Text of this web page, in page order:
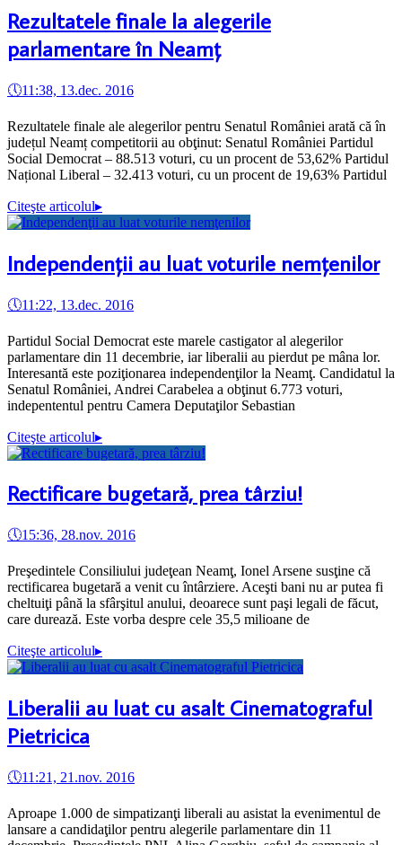
Rezultatele finale la alegerile
parlamentare în Neamţ
🕔11:38, 13.dec. 2016
Rezultatele finale ale alegerilor pentru Senatul României arată că în
județul Neamț competitorii au obţinut: Senatul României Partidul
Social Democrat – 88.513 voturi, cu un procent de 53,62% Partidul
Național Liberal – 32.413 voturi, cu un procent de 19,63% Partidul
Citeşte articolul▸
Independenţii au luat voturile nemţenilor
🕔11:22, 13.dec. 2016
Partidul Social Democrat este marele castigator al alegerilor
parlamentare din 11 decembrie, iar liberalii au pierdut pe mâna lor.
Interesantă este poziţionarea independenţilor la Neamţ. Candidatul la
Senatul României, Andrei Carabelea a obţinut 6.773 voturi,
indepententul pentru Camera Deputaţilor Sebastian
Citeşte articolul▸
Rectificare bugetară, prea târziu!
🕔15:36, 28.nov. 2016
Preşedintele Consiliului judeţean Neamţ, Ionel Arsene susţine că
rectificarea bugetară a venit cu întârziere. Aceşti bani nu ar putea fi
cheltuiţi până la sfârşitul anului, deoarece sunt paşi legali de făcut,
care durează. Este vorba despre cele 35,5 milioane de
Citeşte articolul▸
Liberalii au luat cu asalt Cinematograful
Pietricica
🕔11:21, 21.nov. 2016
Aproape 1.000 de simpatizanţi liberali au asistat la evenimentul de
lansare a candidaţilor pentru alegerile parlamentare din 11